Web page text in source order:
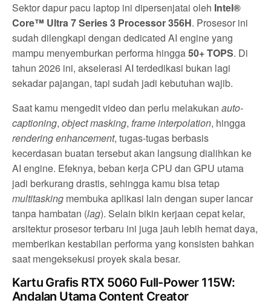
Sektor dapur pacu laptop ini dipersenjatai oleh Intel®
Core™ Ultra 7 Series 3 Processor 356H. Prosesor ini
sudah dilengkapi dengan dedicated AI engine yang
mampu menyemburkan performa hingga50+ TOPS. Di
tahun 2026 ini, akselerasi AI terdedikasi bukan lagi
sekadar pajangan, tapi sudah jadi kebutuhan wajib.
Saat kamu mengedit video dan perlu melakukanauto-
captioning,object masking,frame interpolation, hingga
rendering enhancement, tugas-tugas berbasis
kecerdasan buatan tersebut akan langsung dialihkan ke
AI engine. Efeknya, beban kerja CPU dan GPU utama
jadi berkurang drastis, sehingga kamu bisa tetap
multitasking membuka aplikasi lain dengan super lancar
tanpa hambatan (lag). Selain bikin kerjaan cepat kelar,
arsitektur prosesor terbaru ini juga jauh lebih hemat daya,
memberikan kestabilan performa yang konsisten bahkan
saat mengeksekusi proyek skala besar.
Kartu Grafis RTX 5060 Full-Power 115W:
Andalan Utama Content Creator